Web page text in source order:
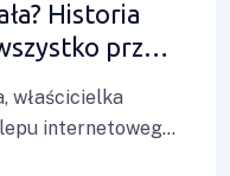
Historia
przez
właścicielka
internetowego
zamknęła